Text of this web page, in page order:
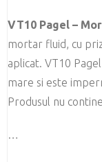
VT10 Pagel –
mortar fluid, cu
aplicat. VT10
mare si este
Produsul nu
…